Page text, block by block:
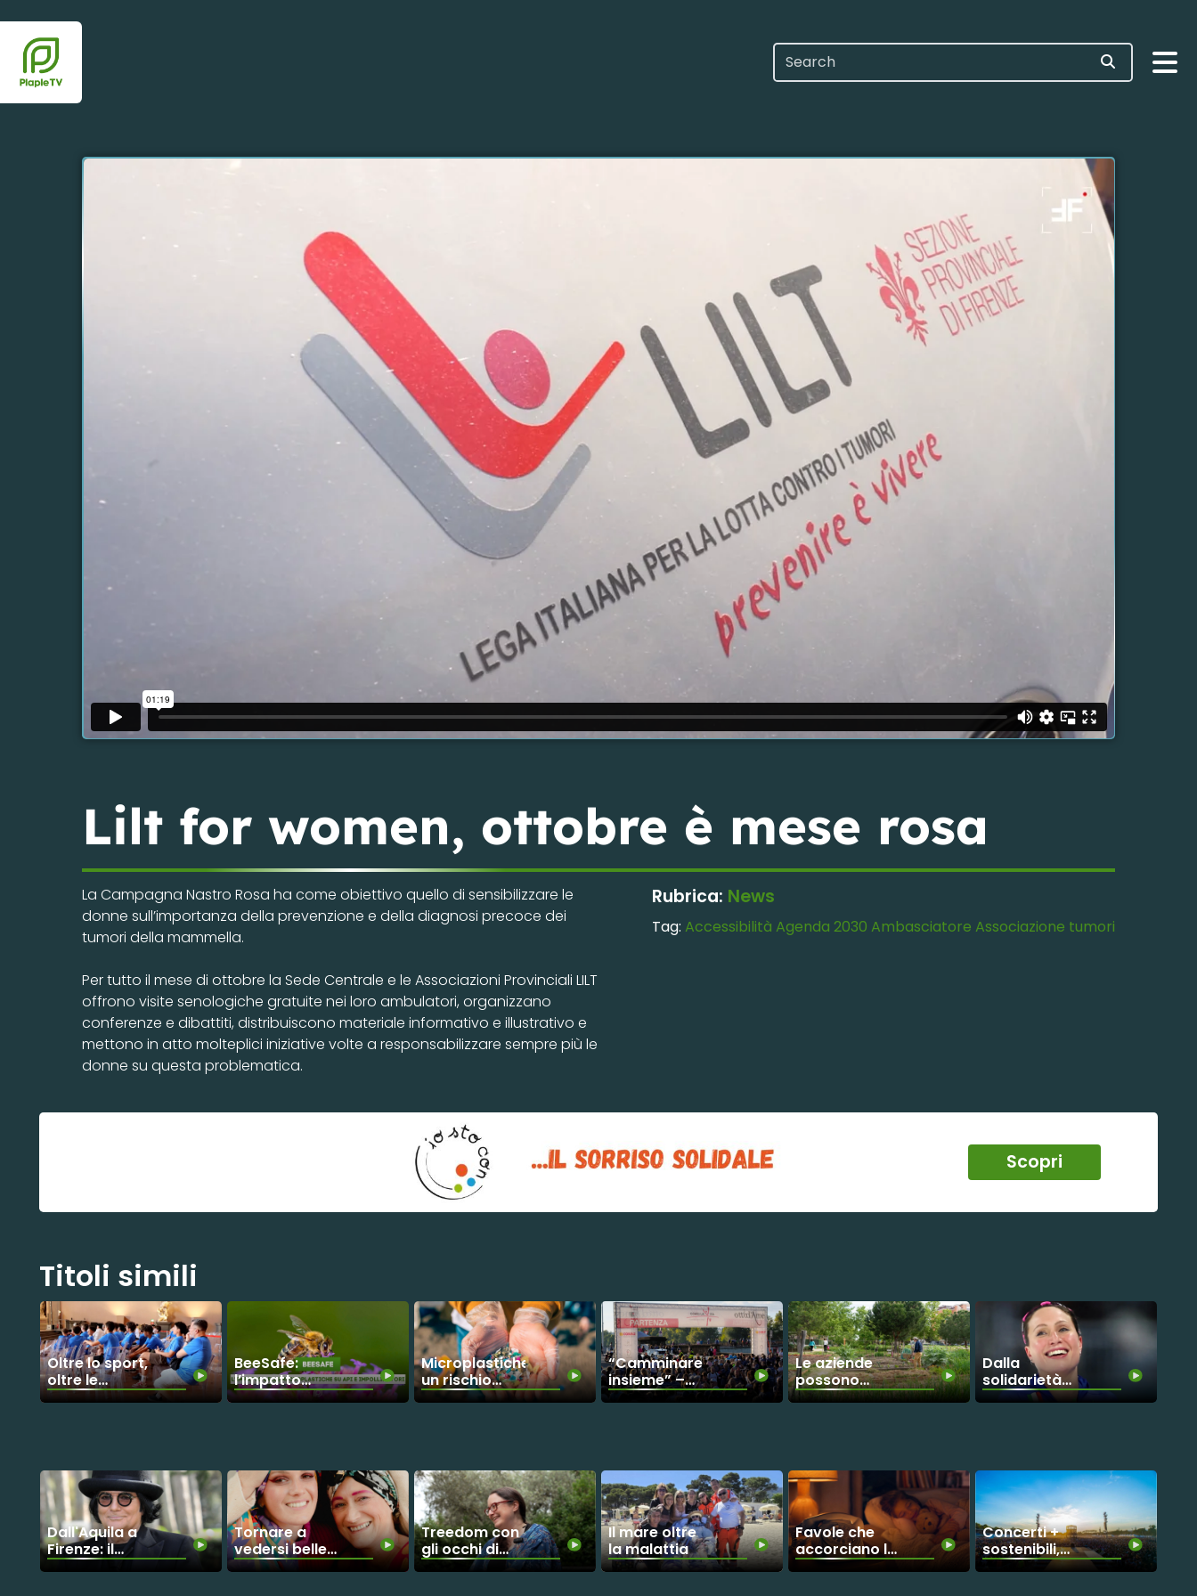
Lilt for women, ottobre è mese rosa
La Campagna Nastro Rosa ha come obiettivo quello di sensibilizzare le
donne sull’importanza della prevenzione e della diagnosi precoce dei
tumori della mammella.
Per tutto il mese di ottobre la Sede Centrale e le Associazioni Provinciali LILT
offrono visite senologiche gratuite nei loro ambulatori, organizzano
conferenze e dibattiti, distribuiscono materiale informativo e illustrativo e
mettono in atto molteplici iniziative volte a responsabilizzare sempre più le
donne su questa problematica.
Rubrica: News
Tag: Accessibilità Agenda 2030 Ambasciatore Associazione tumori
Scopri
Titoli simili
Oltre lo sport,
oltre le
barriere:
paralimpico
BeeSafe:
l’impatto
delle
Microplastiche:
un rischio
invisibile
“Camminare
insieme” –
Parte il conto
Le aziende
possono
rigenerare il
Dalla
solidarietà
alle Olimpiadi:
Dall'Aquila a
Firenze: il
grande gesto
Tornare a
vedersi belle:
la rivoluzione
Treedom con
gli occhi di
Martina
Il mare oltre
la malattia
Favole che
accorciano le
distanze
Concerti +
sostenibili,
parte da